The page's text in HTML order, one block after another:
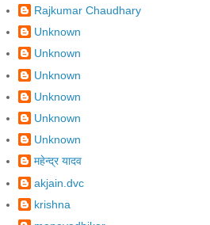
Rajkumar Chaudhary
Unknown
Unknown
Unknown
Unknown
Unknown
Unknown
महेन्द्र यादव
akjain.dvc
krishna